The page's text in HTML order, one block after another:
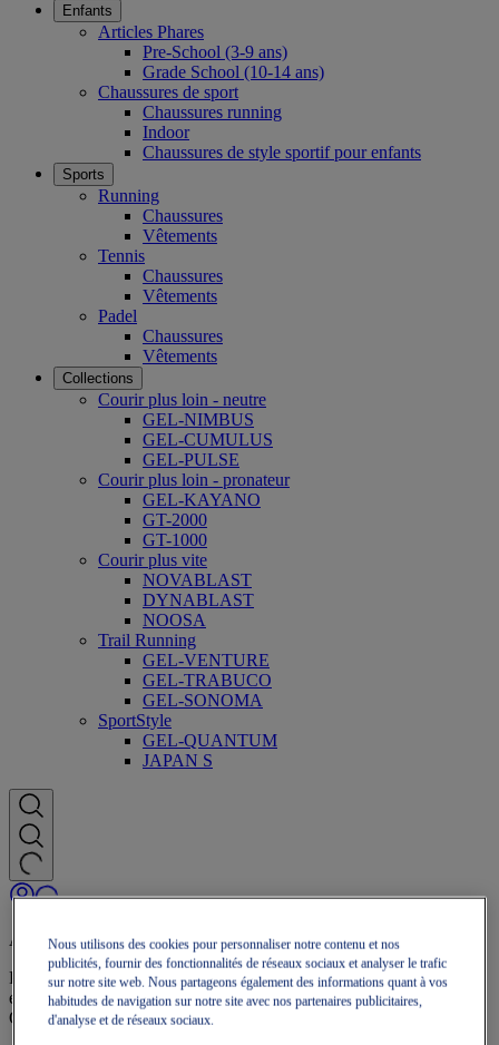
Enfants
Articles Phares
Pre-School (3-9 ans)
Grade School (10-14 ans)
Chaussures de sport
Chaussures running
Indoor
Chaussures de style sportif pour enfants
Sports
Running
Chaussures
Vêtements
Tennis
Chaussures
Vêtements
Padel
Chaussures
Vêtements
Collections
Courir plus loin - neutre
GEL-NIMBUS
GEL-CUMULUS
GEL-PULSE
Courir plus loin - pronateur
GEL-KAYANO
GT-2000
GT-1000
Courir plus vite
NOVABLAST
DYNABLAST
NOOSA
Trail Running
GEL-VENTURE
GEL-TRABUCO
GEL-SONOMA
SportStyle
GEL-QUANTUM
JAPAN S
Adhésion OneASICS
Profitez de la livraison gratuite, des retours gratuits, de réductions
exclusives et bien plus encore grâce aux avantages fidélité
OneASICS™.
Nous utilisons des cookies pour personnaliser notre contenu et nos
publicités, fournir des fonctionnalités de réseaux sociaux et analyser le trafic
sur notre site web. Nous partageons également des informations quant à vos
habitudes de navigation sur notre site avec nos partenaires publicitaires,
d'analyse et de réseaux sociaux.